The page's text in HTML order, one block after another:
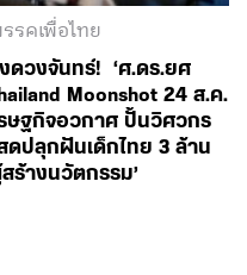
รคเพื่อไทย
ดวงจันทร์! ‘ศ.ดร.ยศ
Moonshot 24 ส.ค.
ษฐกิจอวกาศ ปั้นวิศวกร
ปลุกฝันเด็กไทย 3 ล้าน
ร้างนวัตกรรม’